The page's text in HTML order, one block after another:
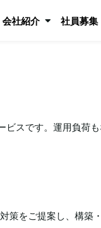
会社紹介 社員募集
ビスです。運用負荷
策をご提案し、構築